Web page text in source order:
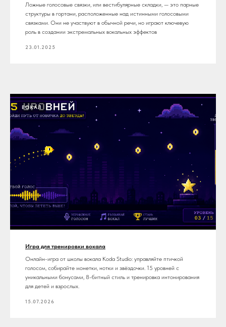
Ложные голосовые связки, или вестибулярные складки, — это парные
структуры в гортани, расположенные над истинными голосовыми
связками. Они не участвуют в обычной речи, но играют ключевую
роль в создании экстремальных вокальных эффектов
23.01.2025
ВОКАЛ
Игра для тренировки вокала
Онлайн-игра от школы вокала Koda Studio: управляйте птичкой
голосом, собирайте монетки, нотки и звёздочки. 15 уровней с
уникальными бонусами, 8-битный стиль и тренировка интонирования
для детей и взрослых.
15.07.2026